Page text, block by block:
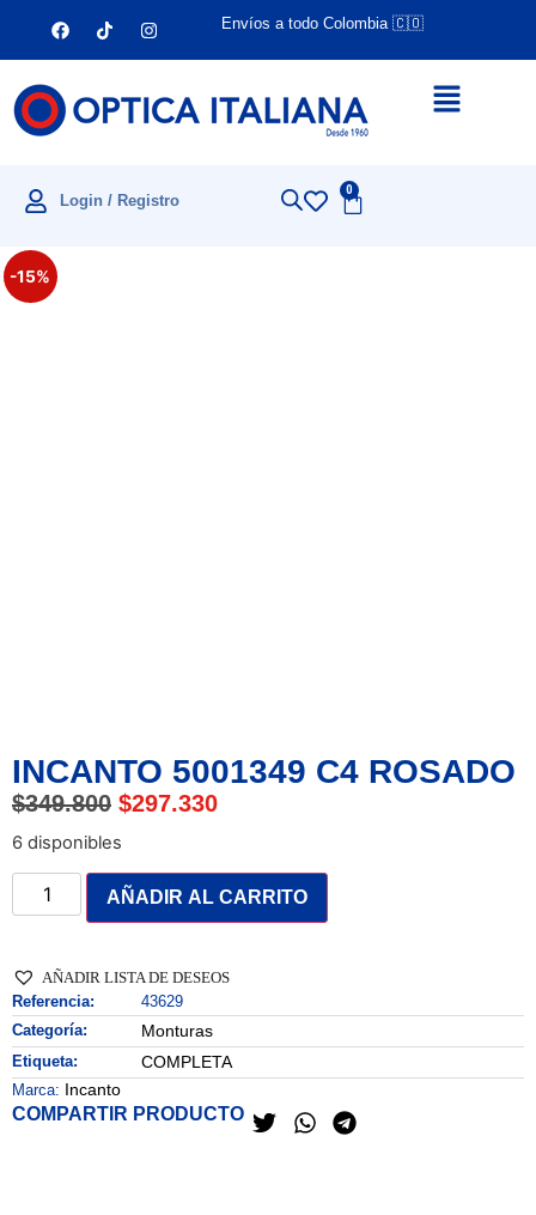
Envíos a todo Colombia 🇨🇴
Login / Registro
0
-15%
INCANTO 5001349 C4 ROSADO
$349.800 $297.330
6 disponibles
AÑADIR AL CARRITO
AÑADIR LISTA DE DESEOS
Referencia:
43629
Categoría:
Monturas
Etiqueta: COMPLETA
Marca: Incanto
COMPARTIR PRODUCTO